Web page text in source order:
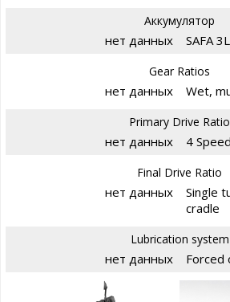
Аккумулятор
нет данных SAFA
Gear Ratios
нет данных Wet,
Primary Drive Ratio
нет данных 4 Speed
Final Drive Ratio
нет данных
Single
cradle
Lubrication system
нет данных Forced